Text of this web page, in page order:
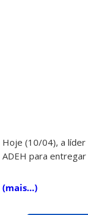
Hoje (10/04), a
ADEH para
(mais…)